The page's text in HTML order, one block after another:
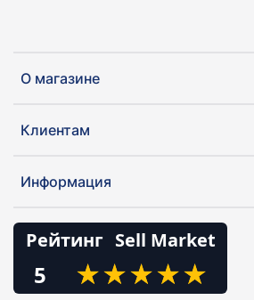
О магазине
Клиентам
Информация
Рейтинг Sell Market
5 ★
★★
★★
★★
★★
★